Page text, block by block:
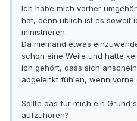
Ich habe mich vorher
hat, denn üblich ist es soweit
ministrieren.
Da niemand etwas
schon eine Weile und hatte
ich gehört, dass sich
abgelenkt fühlen, wenn vorne
Sollte das für mich ein Grund
aufzuhören?